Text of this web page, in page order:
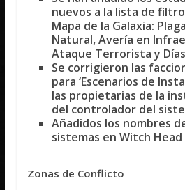
nuevos a la lista de
Mapa de la Galaxia:
Natural, Avería en
Ataque Terrorista y
Se corrigieron las
para ‘Escenarios de
las propietarias de la
del controlador del
Añadidos los nombres
sistemas enWitch
Zonas de Conflicto